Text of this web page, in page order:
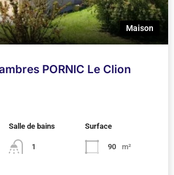
Maison
PORNIC Le Clion
Salle de bains
1
Surface
90 m²